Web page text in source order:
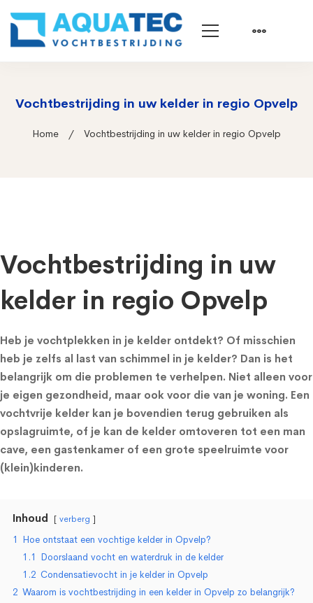
Vochtbestrijding in uw kelder in regio Opvelp
Home Vochtbestrijding in uw kelder in regio Opvelp
Vochtbestrijding in uw
kelder in regio Opvelp
Heb je vochtplekken in je kelder ontdekt? Of misschien
heb je zelfs al last van schimmel in je kelder? Dan is het
belangrijk om die problemen te verhelpen. Niet alleen voor
je eigen gezondheid, maar ook voor die van je woning. Een
vochtvrije kelder kan je bovendien terug gebruiken als
opslagruimte, of je kan de kelder omtoveren tot een man
cave, een gastenkamer of een grote speelruimte voor
(klein)kinderen.
Inhoud verberg
1 Hoe ontstaat een vochtige kelder in Opvelp?
1.1 Doorslaand vocht en waterdruk in de kelder
1.2 Condensatievocht in je kelder in Opvelp
2 Waarom is vochtbestrijding in een kelder in Opvelp zo belangrijk?